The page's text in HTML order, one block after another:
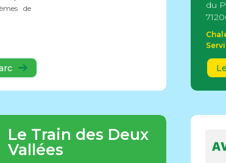
de
du
Le Train des Deux
Vallées